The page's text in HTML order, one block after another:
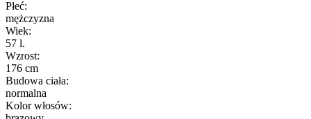
Płeć:
mężczyzna
Wiek:
57 l.
Wzrost:
176 cm
Budowa ciała:
normalna
Kolor włosów: